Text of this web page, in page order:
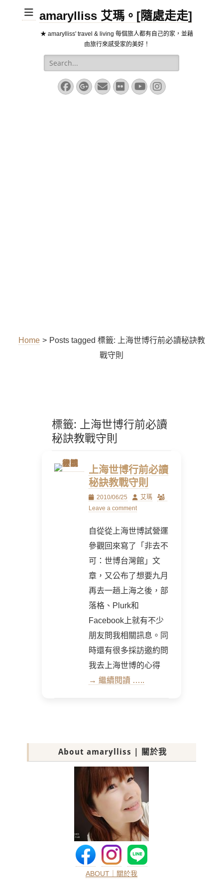
amarylliss 艾瑪。[隨處走走]
★ amarylliss' travel & living 每個旅人都有自己的家，並藉
由旅行來感受家的美好！
Search
for:
Facebook
Googleplus
EmailFlickrYouTube
Instagram
Home > Posts tagged 標籤:
上海世博行前必讀秘訣教
戰守則
標籤:
上海世博行前必讀
秘訣教戰守則
上海世博行前必讀
秘訣教戰守則
Posted
on
2010/06/25 Author
艾瑪
Leave a comment
自從從上海世博試營運
參觀回來寫了「非去不
可：世博台灣館」文
章，又公布了想要九月
再去一趟上海之後，部
落格、Plurk和
Facebook上就有不少
朋友問我相關訊息。同
時還有很多採訪邀約問
我去上海世博的心得
→ 繼續閱讀 …..
About amarylliss | 關於我
ABOUT｜關於我